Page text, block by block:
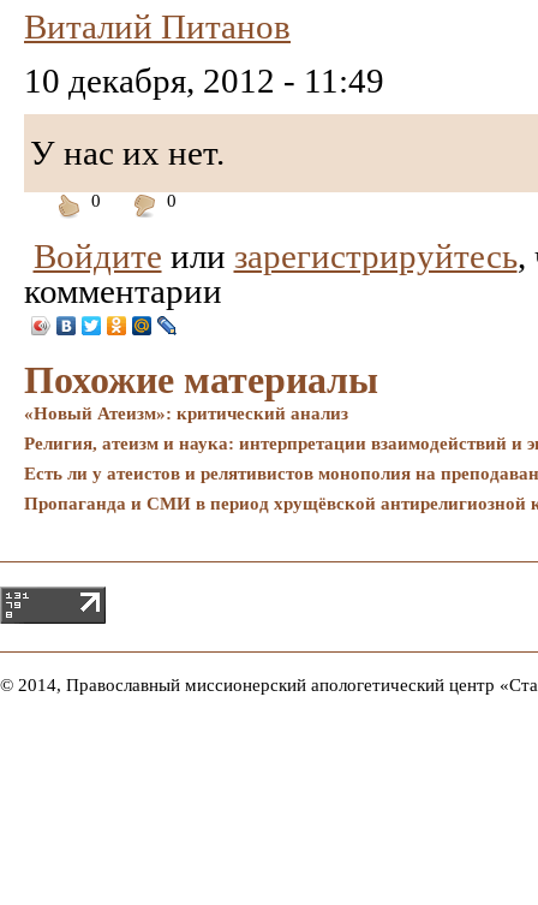
Виталий Питанов
10 декабря, 2012 - 11:49
У нас их нет.
0
понравилось
0
Войдите или зарегистрируйтесь,
комментарии
Похожие материалы
«Новый Атеизм»: критический анализ
Религия, атеизм и наука: интерпретации взаимодействий и
Есть ли у атеистов и релятивистов монополия на
Пропаганда и СМИ в период хрущёвской антирелигиозной
© 2014, Православный миссионерский апологетический центр